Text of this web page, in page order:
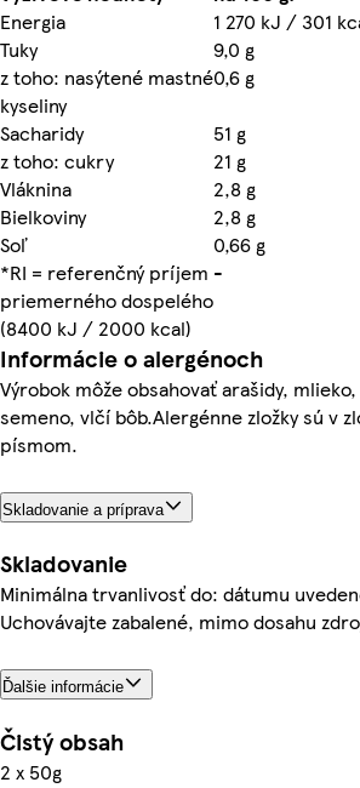
Energia
1 270 kJ / 301
Tuky
9,0 g
z toho: nasýtené mastné
kyseliny
0,6 g
Sacharidy
51 g
z toho: cukry
21 g
Vláknina
2,8 g
Bielkoviny
2,8 g
Soľ
0,66 g
*RI = referenčný príjem
priemerného dospelého
(8400 kJ / 2000 kcal)
-
Informácie o alergénoch
Výrobok môže obsahovať arašidy,
semeno, vlčí bôb.Alergénne zložky sú v
písmom.
Skladovanie a príprava
Skladovanie
Minimálna trvanlivosť do: dátumu
Uchovávajte zabalené, mimo dosahu
Ďalšie informácie
Čistý obsah
2 x 50g